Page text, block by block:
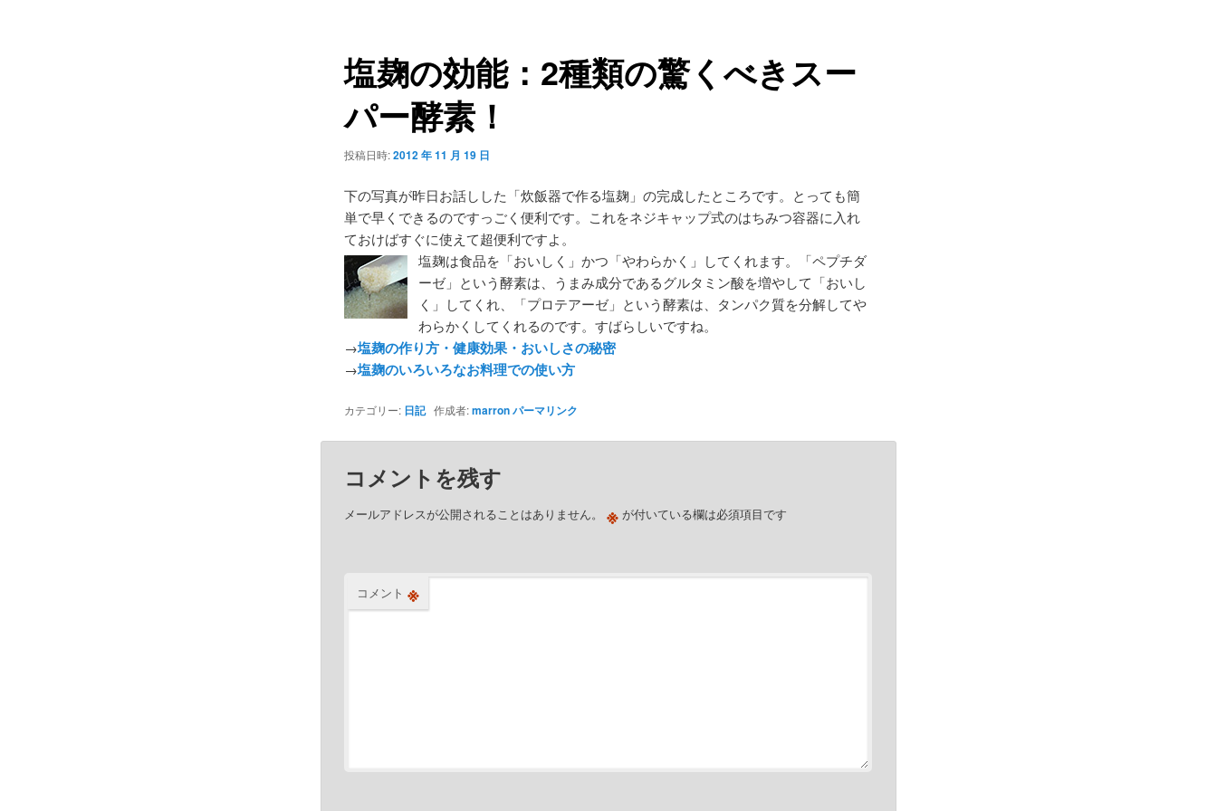
塩麹の効能：2種類の驚くべきスー
パー酵素！
投稿日時:2012 年 11 月 19 日
下の写真が昨日お話しした「炊飯器で作る塩麹」の完成したところです。とっても簡
単で早くできるのですっごく便利です。これをネジキャップ式のはちみつ容器に入れ
ておけばすぐに使えて超便利ですよ。
塩麹は食品を「おいしく」かつ「やわらかく」してくれます。「ペプチダ
ーゼ」という酵素は、うまみ成分であるグルタミン酸を増やして「おいし
く」してくれ、「プロテアーゼ」という酵素は、タンパク質を分解してや
わらかくしてくれるのです。すばらしいですね。
→塩麹の作り方・健康効果・おいしさの秘密
→塩麹のいろいろなお料理での使い方
カテゴリー: 日記作成者:marronパーマリンク
コメントを残す
メールアドレスが公開されることはありません。 ※が付いている欄は必須項目です
コメント ※